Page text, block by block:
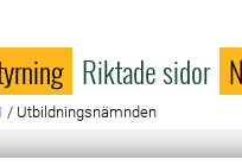
Riktade sidor
/ Utbildningsnämnden